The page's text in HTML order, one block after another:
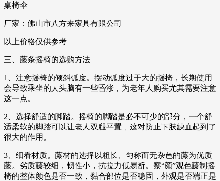
桌椅伞
厂家：佛山市八方来家具有限公司
以上价格仅供参考
三、藤条摇椅的选购方法
1、注意摇椅的倾斜弧度。摆动弧度过于大的摇椅，长期使用
会导致乘坐的人头脑有一些昏涨，为老年人购买尤其需要注意
这一点。
2、选择舒适的脚踏。摇椅的脚踏是必不可少的部分，一个舒
适柔软的脚踏可以让老人双腿平置，这对防止下肢缺血起到了
很大的作用。
3、细看材质。藤材的选择以粗长、匀称而无杂色的藤为优质
藤。劣质藤较细，韧性小，抗拉力低易断。察“颜”观色藤制摇
椅的整体颜色是否一致，黏合部位是否稳固，外观是否端正是